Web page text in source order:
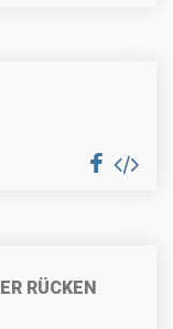
RÜCKEN